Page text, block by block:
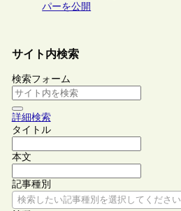
パーを公開
サイト内検索
検索フォーム
詳細検索
タイトル
本文
記事種別
検索したい記事種別を選択してください